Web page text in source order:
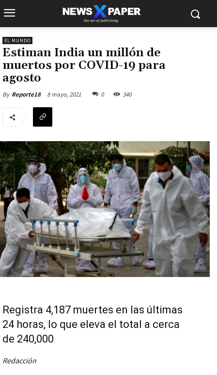
EL MUNDO
Estiman India un millón de
muertos por COVID-19 para
agosto
By Reporte18 8 mayo, 2021 0 340
Registra 4,187 muertes en las últimas
24 horas, lo que eleva el total a cerca
de 240,000
Redacción